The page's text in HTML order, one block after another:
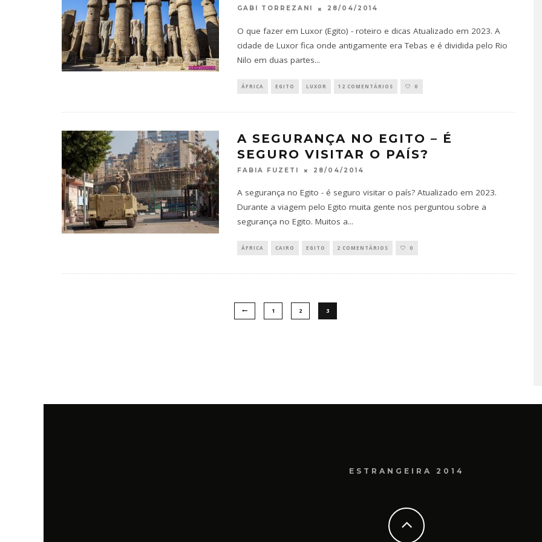
GABI TORREZANI 28/04/2014
O que fazer em Luxor (Egito) - roteiro e dicas Atualizado em 2023. A
cidade de Luxor fica onde antigamente era Tebas e é dividida pelo Rio
Nilo em duas partes...
ÁFRICA EGITO LUXOR 12 COMENTÁRIOS 0
A SEGURANÇA NO EGITO – É
SEGURO VISITAR O PAÍS?
FABIA FUZETI 28/04/2014
A segurança no Egito - é seguro visitar o país? Atualizado em 2023.
Durante a viagem pelo Egito muita gente nos perguntou sobre a
segurança no Egito. Muitos a...
ÁFRICA CAIRO EGITO 2 COMENTÁRIOS 0
1 2 3
ESTRANGEIRA 2014